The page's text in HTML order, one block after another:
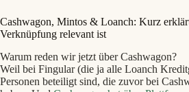
Cashwagon, Mintos & Loanch: Kurz
Verknüpfung relevant ist
Warum reden wir jetzt über Cashwagon?
Weil bei Fingular (die ja alle Loanch
Personen beteiligt sind, die zuvor bei